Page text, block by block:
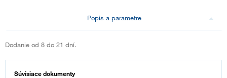
Popis a parametre
Dodanie od 8 do 21 dní.
Súvisiace dokumenty